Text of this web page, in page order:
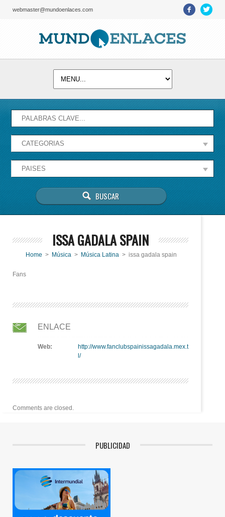
webmaster@mundoenlaces.com
ISSA GADALA SPAIN
Home > Música > Música Latina > issa gadala spain
Fans
ENLACE
Web:
http://www.fanclubspainissagadala.mex.t
l/
Comments are closed.
PUBLICIDAD